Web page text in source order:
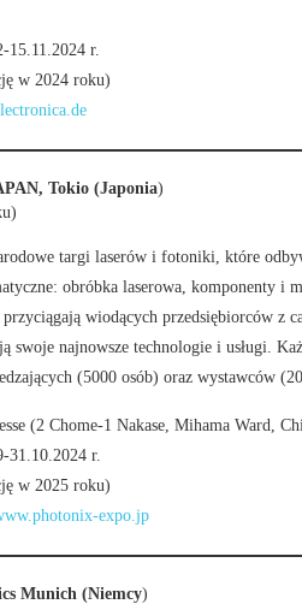
15.11.2024 r.
w 2024 roku)
Tokio (Japonia)
targi laserów i fotoniki, które
obróbka laserowa, komponenty i
wiodących przedsiębiorców z
swoje najnowsze technologie i usługi.
(5000 osób) oraz wystawców
(2 Chome-1 Nakase, Mihama Ward,
31.10.2024 r.
w 2025 roku)
expo.jp
Munich (Niemcy)